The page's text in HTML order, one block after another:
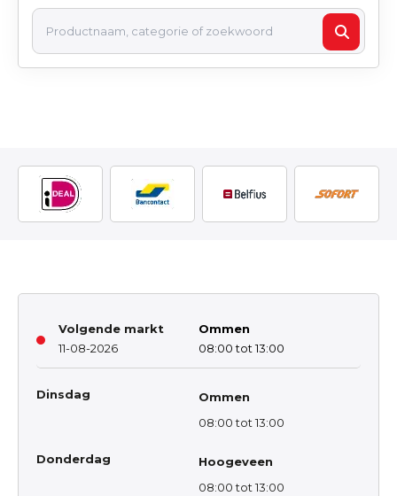
Volgende markt
11-08-2026
Ommen
08:00 tot 13:00
Dinsdag
Ommen
08:00 tot 13:00
Donderdag
Hoogeveen
08:00 tot 13:00